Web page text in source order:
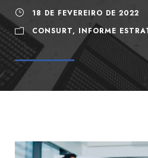
18 DE FEVEREIRO DE 2022
CONSURT, INFORME